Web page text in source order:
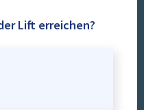
Lift erreichen?